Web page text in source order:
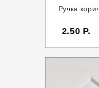
Ручка
2.50